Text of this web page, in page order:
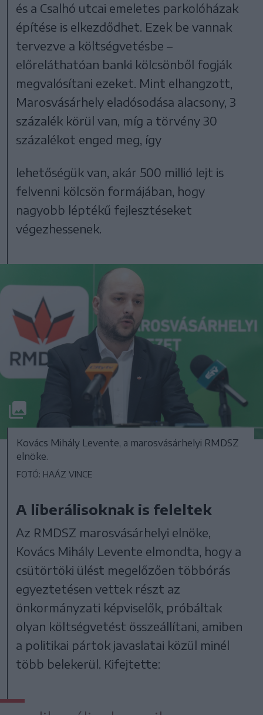
és a Csalhó utcai emeletes parkolóházak
építése is elkezdődhet. Ezek be vannak
tervezve a költségvetésbe –
előreláthatóan banki kölcsönből fogják
megvalósítani ezeket. Mint elhangzott,
Marosvásárhely eladósodása alacsony, 3
százalék körül van, míg a törvény 30
százalékot enged meg, így
lehetőségük van, akár 500 millió lejt is
felvenni kölcsön formájában, hogy
nagyobb léptékű fejlesztéseket
végezhessenek.
Kovács Mihály Levente, a marosvásárhelyi RMDSZ
elnöke.
FOTÓ: HAÁZ VINCE
A liberálisoknak is feleltek
Az RMDSZ marosvásárhelyi elnöke,
Kovács Mihály Levente elmondta, hogy a
csütörtöki ülést megelőzően többórás
egyeztetésen vettek részt az
önkormányzati képviselők, próbáltak
olyan költségvetést összeállítani, amiben
a politikai pártok javaslatai közül minél
több belekerül. Kifejtette: